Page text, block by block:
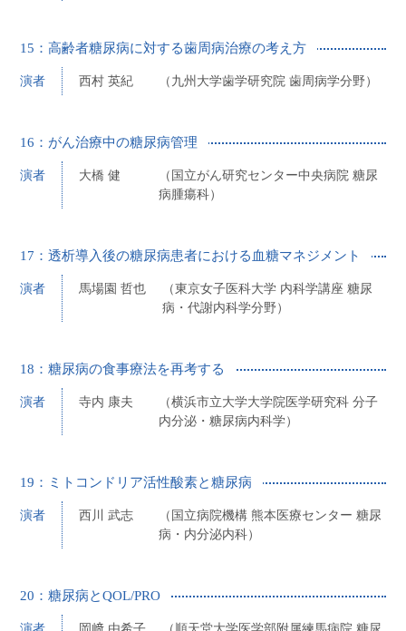
15：高齢者糖尿病に対する歯周病治療の考え方
演者 西村 英紀 （九州大学歯学研究院 歯周病学分野）
16：がん治療中の糖尿病管理
演者 大橋 健
（国立がん研究センター中央病院 糖尿
病腫瘍科）
17：透析導入後の糖尿病患者における血糖マネジメント
演者 馬場園 哲也
（東京女子医科大学 内科学講座 糖尿
病・代謝内科学分野）
18：糖尿病の食事療法を再考する
演者 寺内 康夫
（横浜市立大学大学院医学研究科 分子
内分泌・糖尿病内科学）
19：ミトコンドリア活性酸素と糖尿病
演者 西川 武志
（国立病院機構 熊本医療センター 糖尿
病・内分泌内科）
20：糖尿病とQOL/PRO